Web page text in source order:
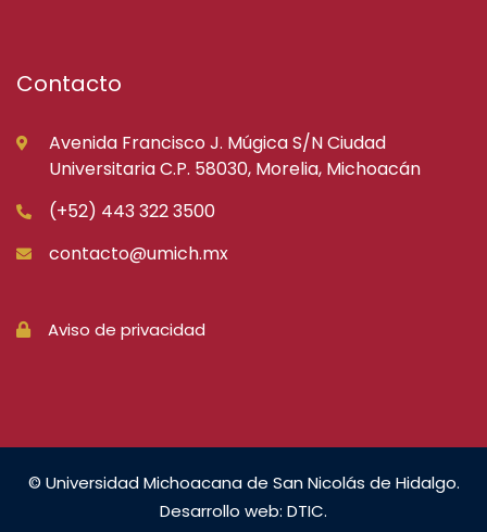
Contacto
Avenida Francisco J. Múgica S/N Ciudad
Universitaria C.P. 58030, Morelia, Michoacán
(+52) 443 322 3500
contacto@umich.mx
Aviso de privacidad
© Universidad Michoacana de San Nicolás de Hidalgo.
Desarrollo web: DTIC.